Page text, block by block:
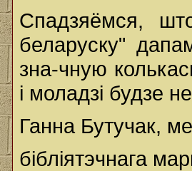
Спадзяёмся,
беларуску"
зна-чную
і моладзі будзе
Ганна Бутучак,
бібліятэчнага